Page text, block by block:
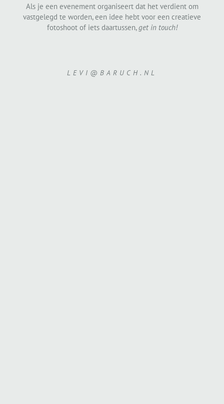
Als je een evenement organiseert dat het verdient om
vastgelegd te worden, een idee hebt voor een creatieve
fotoshoot of iets daartussen,get in touch!
LEVI@BARUCH.NL